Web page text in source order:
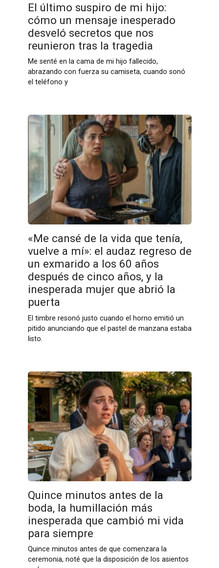
El último suspiro de mi hijo:
cómo un mensaje inesperado
desveló secretos que nos
reunieron tras la tragedia
Me senté en la cama de mi hijo fallecido,
abrazando con fuerza su camiseta, cuando sonó
el teléfono y
«Me cansé de la vida que tenía,
vuelve a mí»: el audaz regreso de
un exmarido a los 60 años
después de cinco años, y la
inesperada mujer que abrió la
puerta
El timbre resonó justo cuando el horno emitió un
pitido anunciando que el pastel de manzana estaba
listo.
Quince minutos antes de la
boda, la humillación más
inesperada que cambió mi vida
para siempre
Quince minutos antes de que comenzara la
ceremonia, noté que la disposición de los asientos